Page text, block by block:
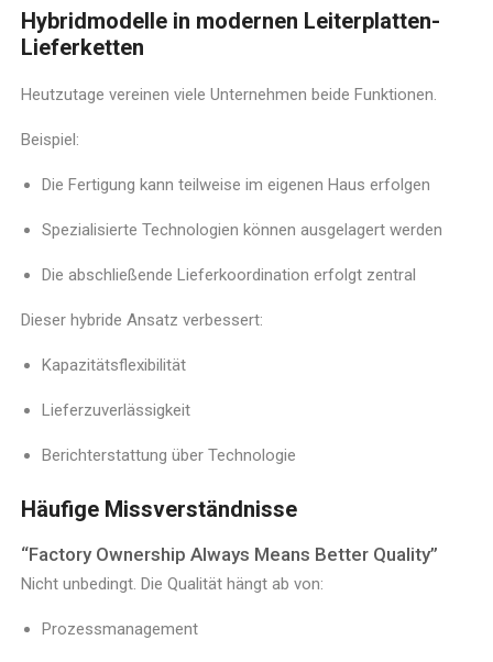
Hybridmodelle in modernen Leiterplatten-
Lieferketten
Heutzutage vereinen viele Unternehmen beide Funktionen.
Beispiel:
Die Fertigung kann teilweise im eigenen Haus erfolgen
Spezialisierte Technologien können ausgelagert werden
Die abschließende Lieferkoordination erfolgt zentral
Dieser hybride Ansatz verbessert:
Kapazitätsflexibilität
Lieferzuverlässigkeit
Berichterstattung über Technologie
Häufige Missverständnisse
“Factory Ownership Always Means Better Quality”
Nicht unbedingt. Die Qualität hängt ab von:
Prozessmanagement